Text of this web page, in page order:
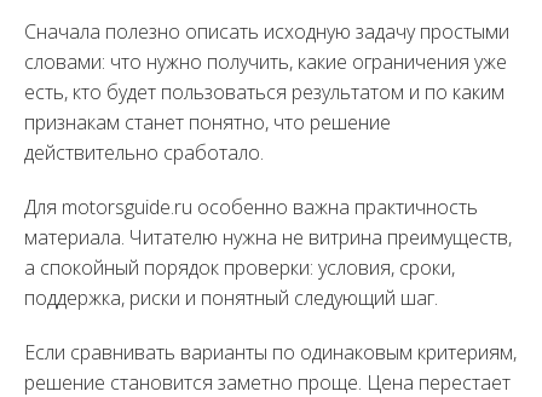
Сначала полезно описать исходную задачу простыми
словами: что нужно получить, какие ограничения уже
есть, кто будет пользоваться результатом и по каким
признакам станет понятно, что решение
действительно сработало.
Для motorsguide.ru особенно важна практичность
материала. Читателю нужна не витрина преимуществ,
а спокойный порядок проверки: условия, сроки,
поддержка, риски и понятный следующий шаг.
Если сравнивать варианты по одинаковым критериям,
решение становится заметно проще. Цена перестает